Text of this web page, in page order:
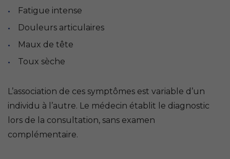
Fatigue intense
Douleurs articulaires
Maux de tête
Toux sèche
L’association de ces symptômes est variable d’un
individu à l’autre. Le médecin établit le diagnostic
lors de la consultation, sans examen
complémentaire.